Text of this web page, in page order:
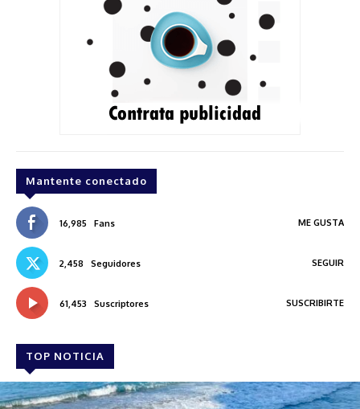
Mantente conectado
16,985 Fans ME GUSTA
2,458 Seguidores SEGUIR
61,453 Suscriptores SUSCRIBIRTE
TOP NOTICIA